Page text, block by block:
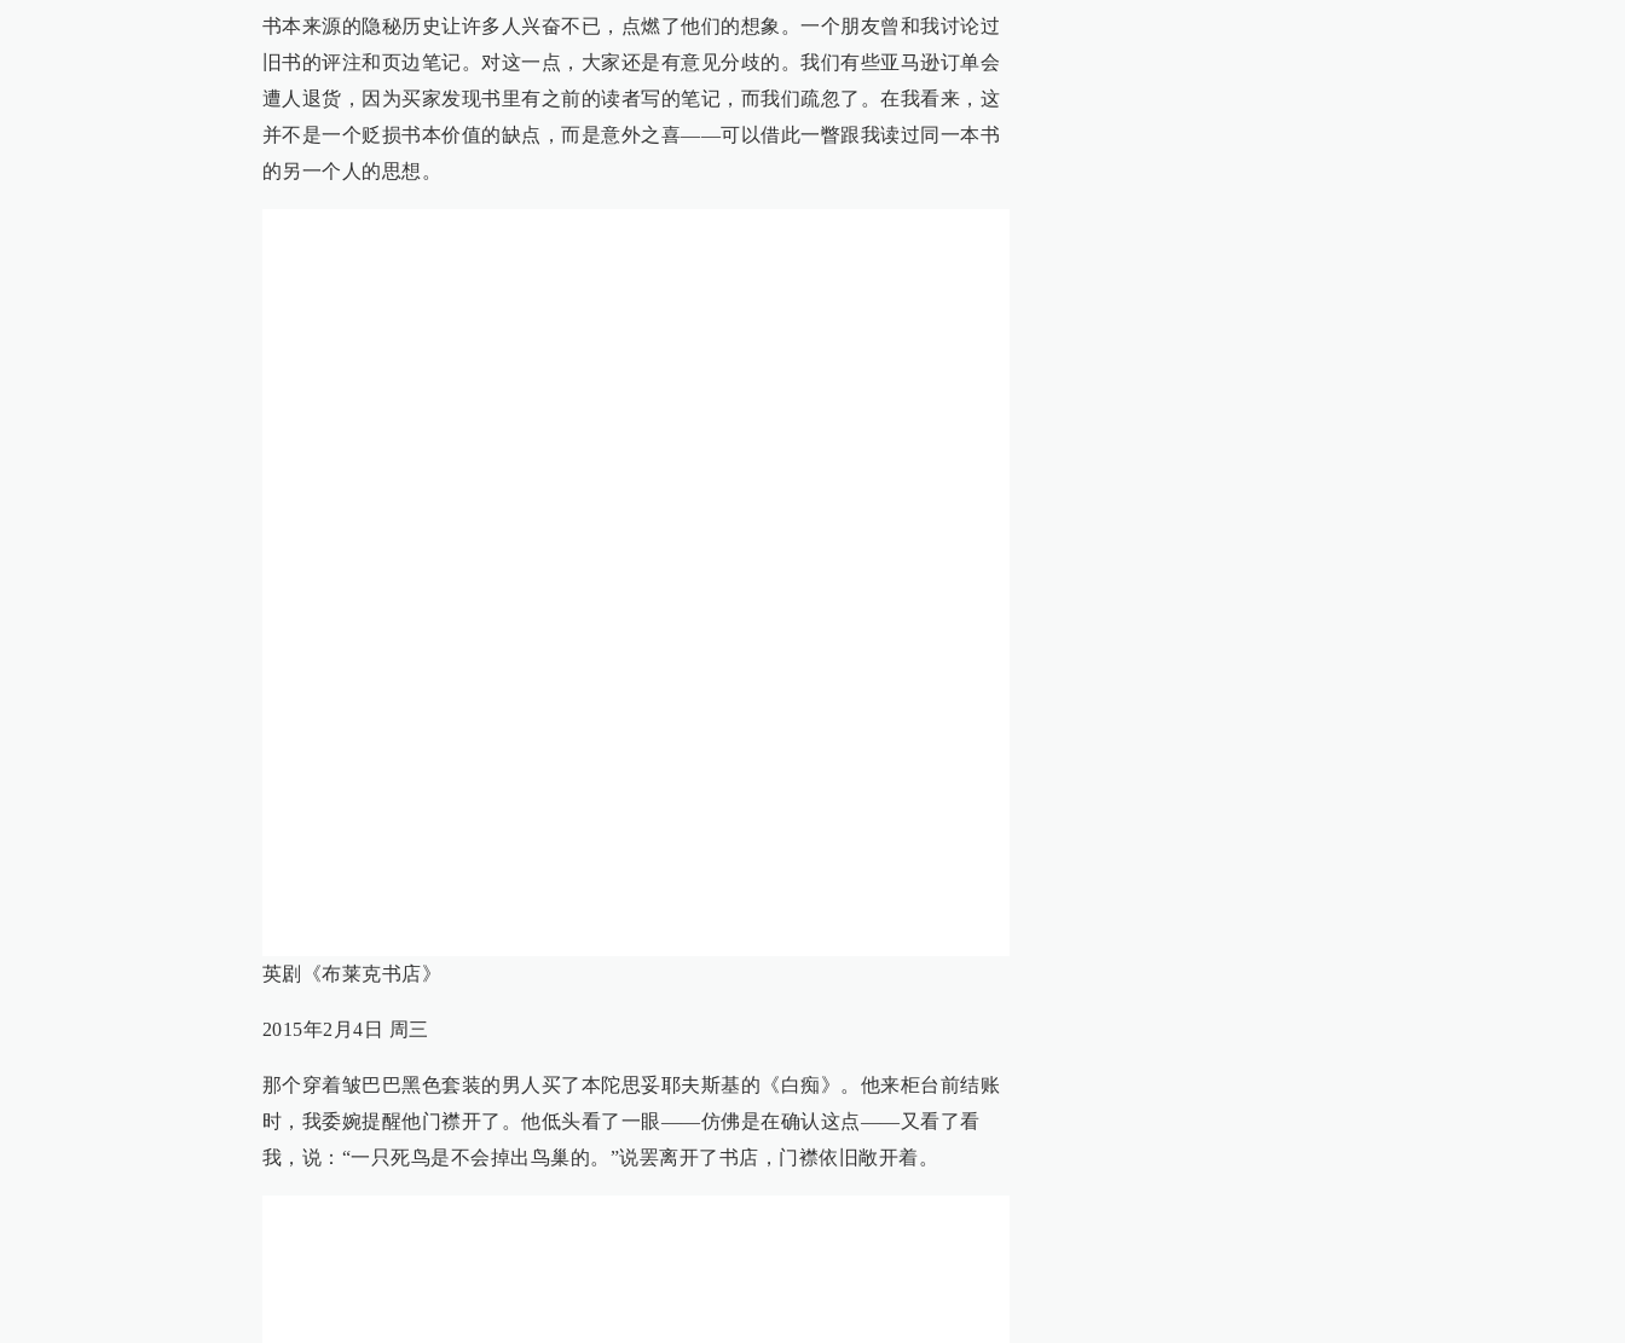
书本来源的隐秘历史让许多人兴奋不已，点燃了他们的想象。一个朋友曾和我讨论过
旧书的评注和页边笔记。对这一点，大家还是有意见分歧的。我们有些亚马逊订单会
遭人退货，因为买家发现书里有之前的读者写的笔记，而我们疏忽了。在我看来，这
并不是一个贬损书本价值的缺点，而是意外之喜——可以借此一瞥跟我读过同一本书
的另一个人的思想。
英剧《布莱克书店》
2015年2月4日 周三
那个穿着皱巴巴黑色套装的男人买了本陀思妥耶夫斯基的《白痴》。他来柜台前结账
时，我委婉提醒他门襟开了。他低头看了一眼——仿佛是在确认这点——又看了看
我，说：“一只死鸟是不会掉出鸟巢的。”说罢离开了书店，门襟依旧敞开着。